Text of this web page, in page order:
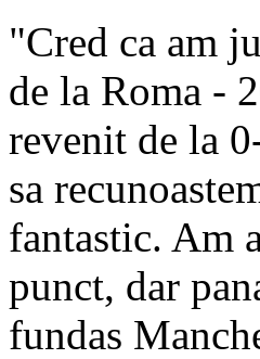
"Cred ca am
de la Roma -
revenit de la
sa
fantastic. Am
punct, dar
fundas